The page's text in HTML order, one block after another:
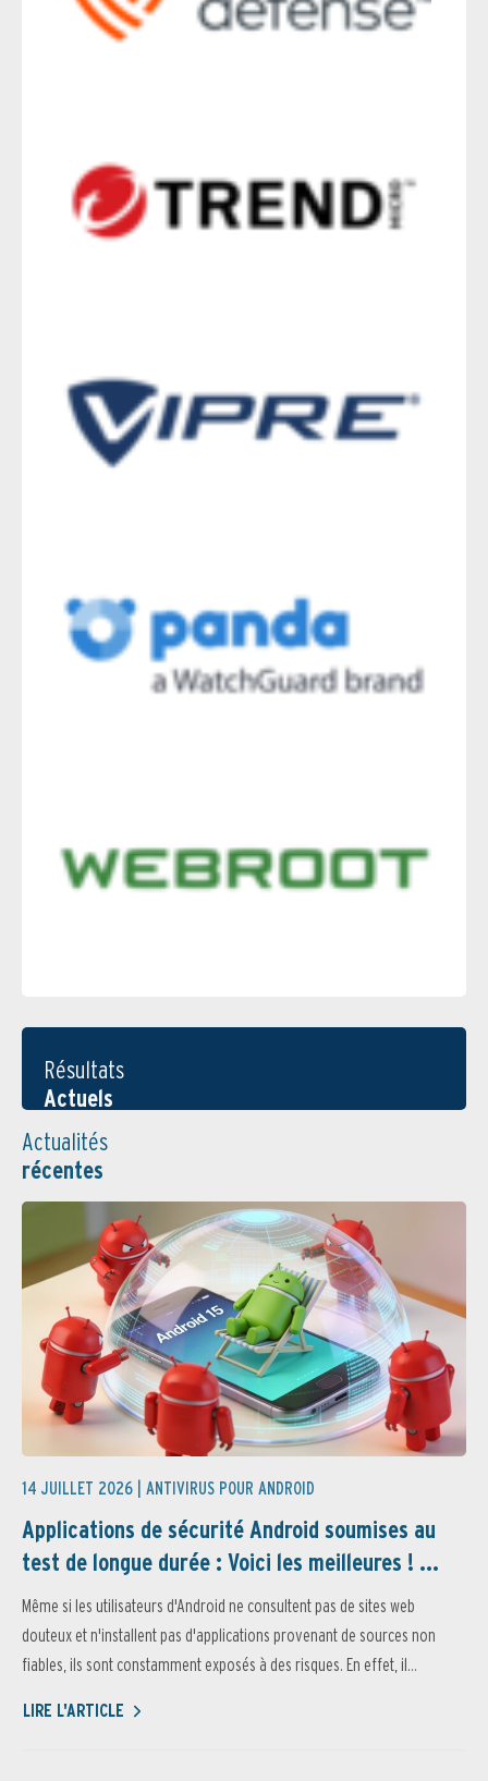
Résultats
Actuels
Actualités
récentes
14 JUILLET 2026 | ANTIVIRUS POUR ANDROID
Applications de sécurité Android soumises au
test de longue durée : Voici les meilleures ! ...
Même si les utilisateurs d'Android ne consultent pas de sites web
douteux et n'installent pas d'applications provenant de sources non
fiables, ils sont constamment exposés à des risques. En effet, il...
LIRE L'ARTICLE